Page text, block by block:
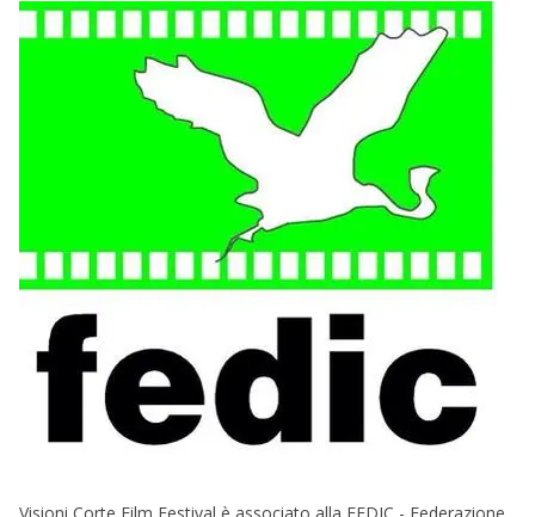
Visioni Corte Film Festival è associato alla FEDIC - Federazione